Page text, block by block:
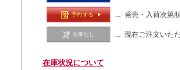
予約する … 発売・入荷次第
在庫なし … 現在ご注文いた
在庫状況について